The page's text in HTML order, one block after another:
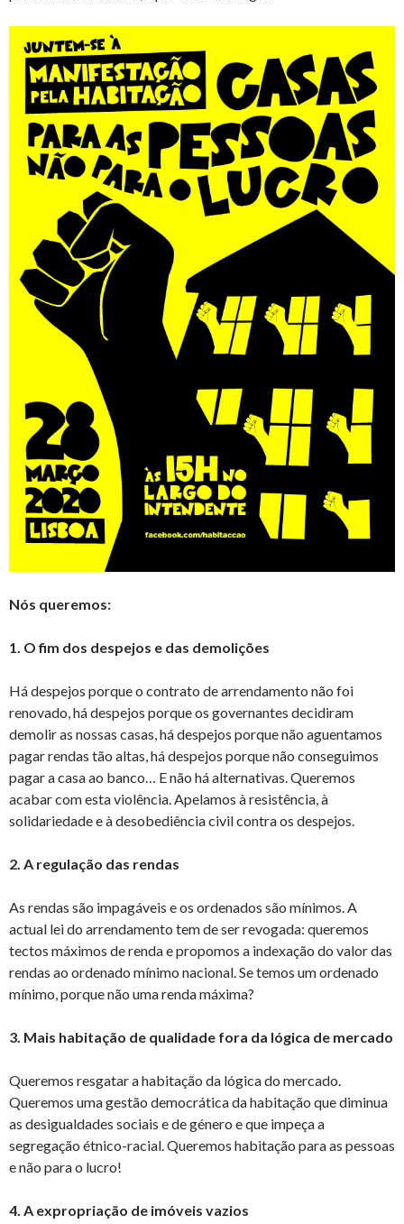
Nós queremos:
1. O fim dos despejos e das demolições
Há despejos porque o contrato de arrendamento não foi
renovado, há despejos porque os governantes decidiram
demolir as nossas casas, há despejos porque não aguentamos
pagar rendas tão altas, há despejos porque não conseguimos
pagar a casa ao banco… E não há alternativas. Queremos
acabar com esta violência. Apelamos à resistência, à
solidariedade e à desobediência civil contra os despejos.
2. A regulação das rendas
As rendas são impagáveis e os ordenados são mínimos. A
actual lei do arrendamento tem de ser revogada: queremos
tectos máximos de renda e propomos a indexação do valor das
rendas ao ordenado mínimo nacional. Se temos um ordenado
mínimo, porque não uma renda máxima?
3. Mais habitação de qualidade fora da lógica de mercado
Queremos resgatar a habitação da lógica do mercado.
Queremos uma gestão democrática da habitação que diminua
as desigualdades sociais e de género e que impeça a
segregação étnico-racial. Queremos habitação para as pessoas
e não para o lucro!
4. A expropriação de imóveis vazios